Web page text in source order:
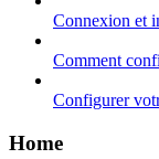
Connexion et
Comment
Configurer
Home